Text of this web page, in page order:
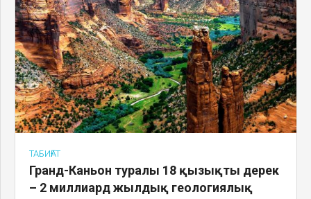
ТАБИҒАТ
Гранд-Каньон туралы 18 қызықты дерек
– 2 миллиард жылдық геологиялық